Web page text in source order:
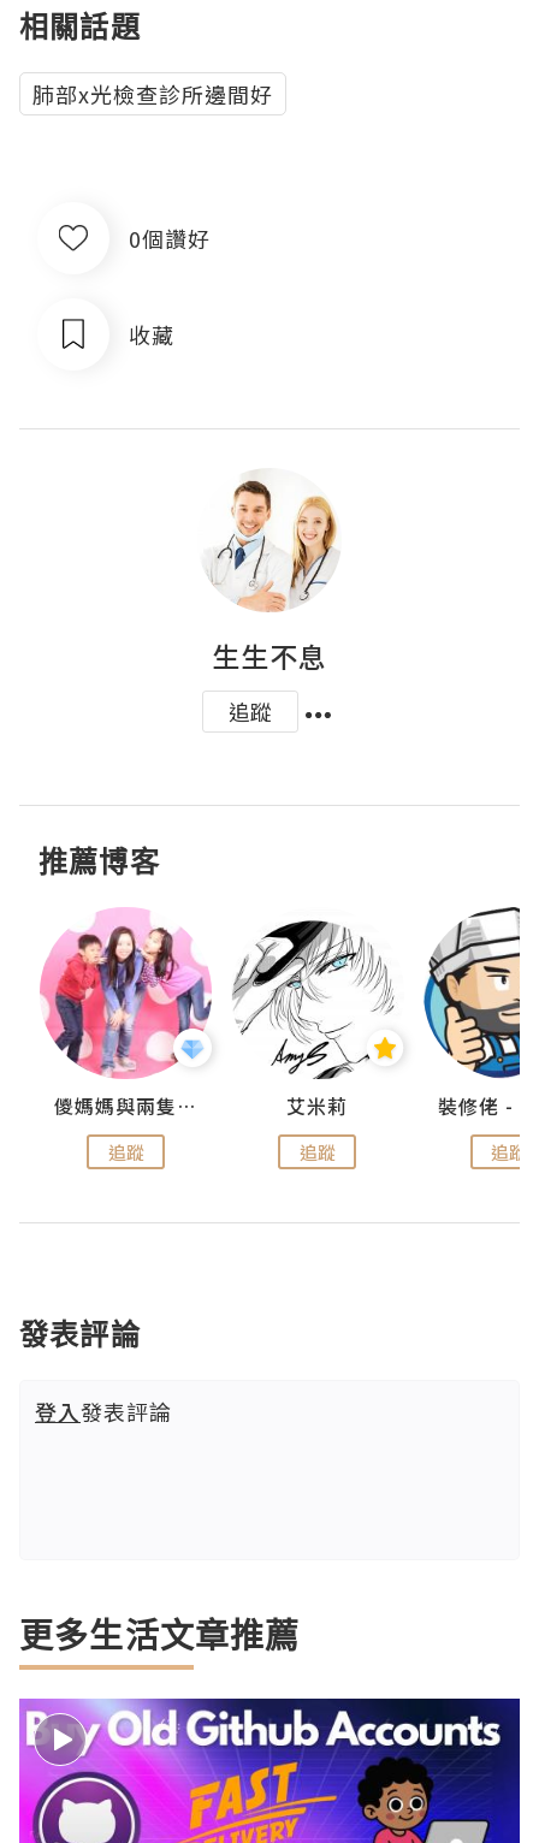
相關話題
肺部x光檢查診所邊間好
0個讚好
收藏
生生不息
追蹤
推薦博客
儍媽媽與兩隻小魔怪之家
追蹤
艾米莉
追蹤 追蹤
發表評論
登入發表評論
更多生活文章推薦